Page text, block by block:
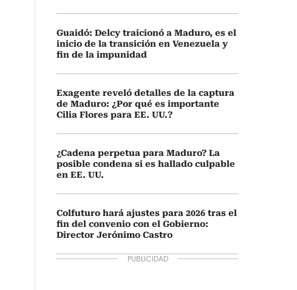
Guaidó: Delcy traicionó a Maduro, es el
inicio de la transición en Venezuela y
fin de la impunidad
Exagente reveló detalles de la captura
de Maduro: ¿Por qué es importante
Cilia Flores para EE. UU.?
¿Cadena perpetua para Maduro? La
posible condena si es hallado culpable
en EE. UU.
Colfuturo hará ajustes para 2026 tras el
fin del convenio con el Gobierno:
Director Jerónimo Castro